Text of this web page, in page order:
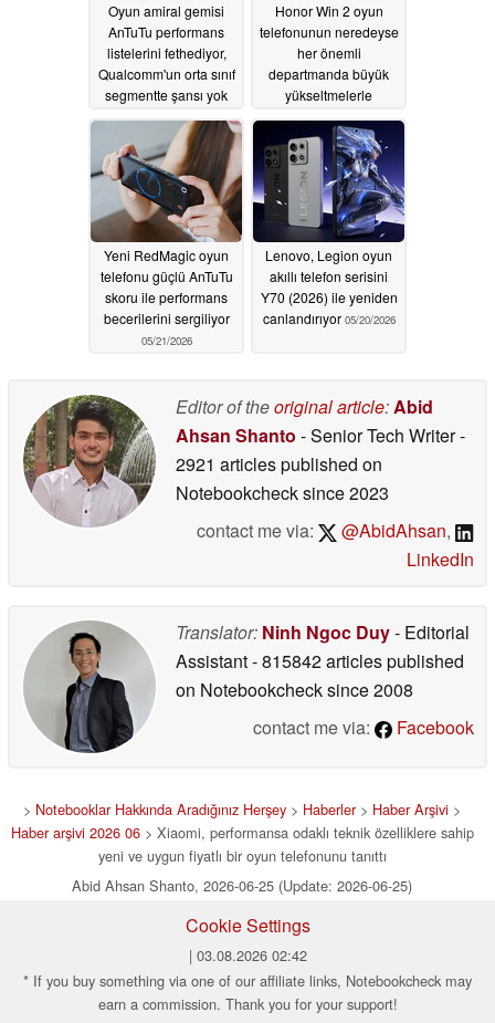
Oyun amiral gemisi
AnTuTu performans
listelerini fethediyor,
Qualcomm'un orta sınıf
segmentte şansı yok
06/04/2026
Honor Win 2 oyun
telefonunun neredeyse
her önemli
departmanda büyük
yükseltmelerle
05/22/2026
Yeni RedMagic oyun
telefonu güçlü AnTuTu
skoru ile performans
becerilerini sergiliyor
05/21/2026
Lenovo, Legion oyun
akıllı telefon serisini
Y70 (2026) ile yeniden
canlandırıyor 05/20/2026
Editor of theoriginal article:Abid
Ahsan Shanto - Senior Tech Writer-
2921 articles published on
Notebookchecksince 2023
contact me via:
@AbidAhsan,
LinkedIn
Translator: Ninh Ngoc Duy- Editorial
Assistant- 815842 articles published
on Notebookchecksince 2008
contact me via:
Facebook
> Notebooklar Hakkında Aradığınız Herşey > Haberler> Haber Arşivi >
Haber arşivi 2026 06> Xiaomi, performansa odaklı teknik özelliklere sahip
yeni ve uygun fiyatlı bir oyun telefonunu tanıttı
Abid Ahsan Shanto, 2026-06-25 (Update: 2026-06-25)
Cookie Settings
| 03.08.2026 02:42
* If you buy something via one of our affiliate links, Notebookcheck may
earn a commission. Thank you for your support!